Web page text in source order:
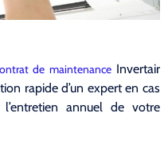
de maintenanceInvertair
rapide d’un expert en cas
annuel de votre